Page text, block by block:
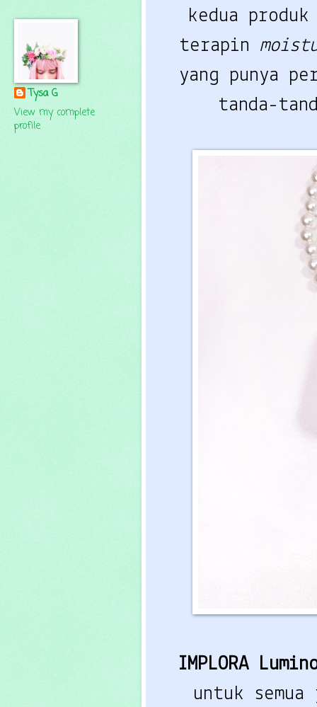
kedua
terapin
yang punya
tanda-
IMPLORA
untuk
Tysa G
View my complete
profile